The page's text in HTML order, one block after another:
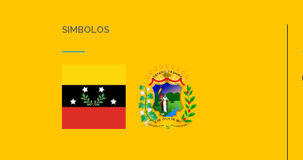
SIMBOLOS